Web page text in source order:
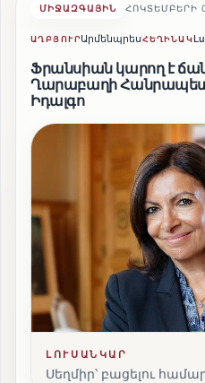
ՄԻՋԱԶԳԱՅԻՆ ՀՈԿՏԵՄԲԵՐԻ
ԱՂԲՅՈՒՐԱրմենպրեսՀԵՂԻՆԱԿ
Ֆրանսիան կարող է
Ղարաբաղի
Իդալգո
ԼՈՒՍԱՆԿԱՐ
Սեղմիր՝ բացելու